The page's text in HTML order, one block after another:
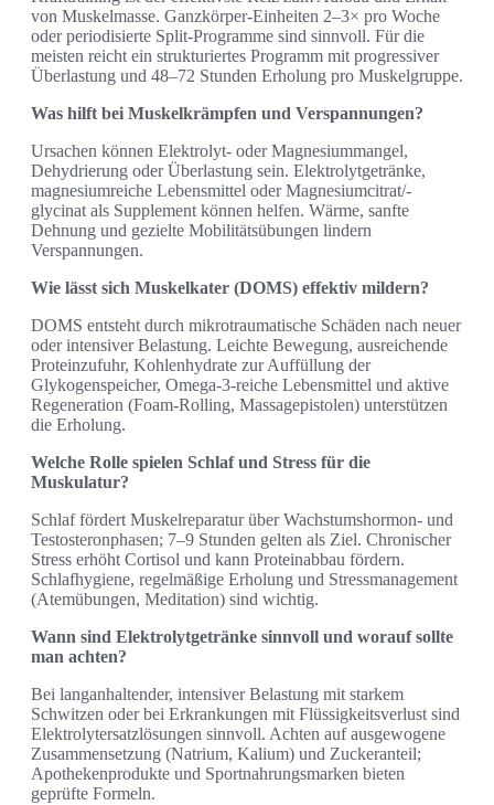
von Muskelmasse. Ganzkörper‑Einheiten 2–3× pro Woche
oder periodisierte Split‑Programme sind sinnvoll. Für die
meisten reicht ein strukturiertes Programm mit progressiver
Überlastung und 48–72 Stunden Erholung pro Muskelgruppe.
Was hilft bei Muskelkrämpfen und Verspannungen?
Ursachen können Elektrolyt- oder Magnesiummangel,
Dehydrierung oder Überlastung sein. Elektrolytgetränke,
magnesiumreiche Lebensmittel oder Magnesiumcitrat/-
glycinat als Supplement können helfen. Wärme, sanfte
Dehnung und gezielte Mobilitätsübungen lindern
Verspannungen.
Wie lässt sich Muskelkater (DOMS) effektiv mildern?
DOMS entsteht durch mikrotraumatische Schäden nach neuer
oder intensiver Belastung. Leichte Bewegung, ausreichende
Proteinzufuhr, Kohlenhydrate zur Auffüllung der
Glykogenspeicher, Omega‑3‑reiche Lebensmittel und aktive
Regeneration (Foam‑Rolling, Massagepistolen) unterstützen
die Erholung.
Welche Rolle spielen Schlaf und Stress für die
Muskulatur?
Schlaf fördert Muskelreparatur über Wachstumshormon‑ und
Testosteronphasen; 7–9 Stunden gelten als Ziel. Chronischer
Stress erhöht Cortisol und kann Proteinabbau fördern.
Schlafhygiene, regelmäßige Erholung und Stressmanagement
(Atemübungen, Meditation) sind wichtig.
Wann sind Elektrolytgetränke sinnvoll und worauf sollte
man achten?
Bei langanhaltender, intensiver Belastung mit starkem
Schwitzen oder bei Erkrankungen mit Flüssigkeitsverlust sind
Elektrolytersatzlösungen sinnvoll. Achten auf ausgewogene
Zusammensetzung (Natrium, Kalium) und Zuckeranteil;
Apothekenprodukte und Sportnahrungsmarken bieten
geprüfte Formeln.